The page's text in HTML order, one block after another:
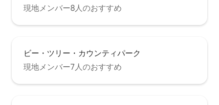
現地メンバー8人のおすすめ
ビー・ツリー・カウンティパーク
現地メンバー7人のおすすめ